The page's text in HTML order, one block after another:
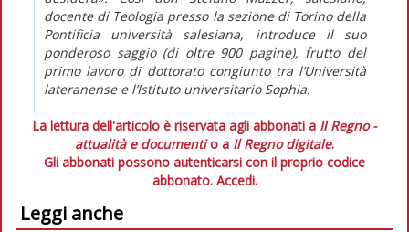
docente di Teologia presso la sezione di Torino della
Pontificia università salesiana, introduce il suo
ponderoso saggio (di oltre 900 pagine), frutto del
primo lavoro di dottorato congiunto tra l’Università
lateranense e l’Istituto universitario Sophia.
La lettura dell'articolo è riservata agli abbonati a Il Regno -
attualità e documentio a Il Regno digitale.
Gli abbonati possono autenticarsi con il proprio codice
abbonato. Accedi.
Leggi anche